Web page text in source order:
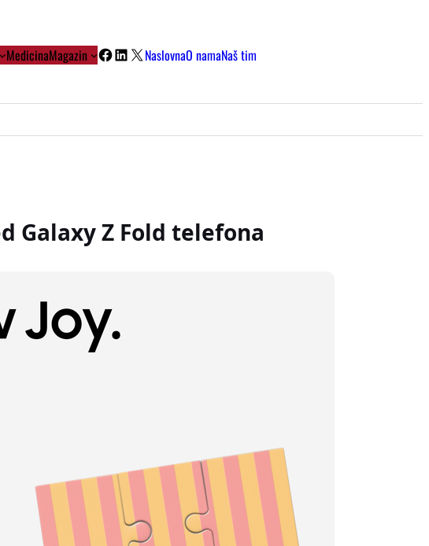
MedicinaMagazin Facebook
LinkedIn
X NaslovnaO namaNaš tim
Galaxy Z Fold telefona